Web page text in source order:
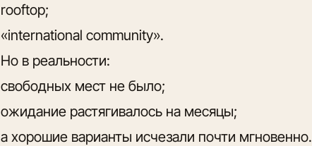
rooftop;
«international community».
Но в реальности:
свободных мест не было;
ожидание растягивалось на месяцы;
а хорошие варианты исчезали почти мгновенно.